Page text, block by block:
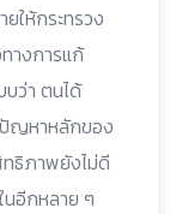
ให้กระทรวง
างการแก้
ว่า ตนได้
ญหาหลักของ
ธิภาพยังไม่ดี
นอีกหลาย ๆ